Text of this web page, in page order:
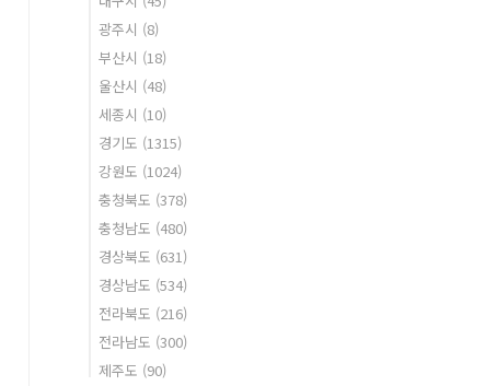
광주시 (8)
부산시 (18)
울산시 (48)
세종시 (10)
경기도 (1315)
강원도 (1024)
충청북도 (378)
충청남도 (480)
경상북도 (631)
경상남도 (534)
전라북도 (216)
전라남도 (300)
제주도 (90)